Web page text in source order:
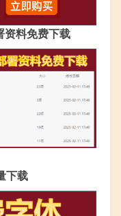
资料免费下载
下载